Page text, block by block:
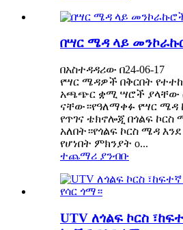
በሣር ሜዳ ላይ
በአስተዳዳሪው በ24-06-17
የሣር ሜዳዎች በቅርበት
አጫጭር ቋሚ ሣሮች ያላቸው
ናቸው።የዓለማቀፉ የሣር ሜዳ
የጥገና ቴክኖሎጂ በጎልፍ
አለበት።የጎልፍ ኮርስ ሜዳ
የሆነበት ምክንያት o...
ተጨማሪ ያንብቡ
UTV ለጎልፍ ኮርስ